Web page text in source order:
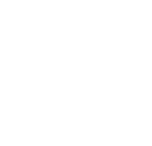
ale limitované jesenné